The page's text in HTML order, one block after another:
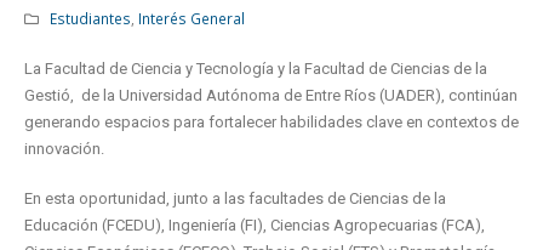
Estudiantes Interés General
La Facultad de Ciencia y Tecnología y la Facultad de Ciencias de la
Gestió, de la Universidad Autónoma de Entre Ríos (UADER), continúan
generando espacios para fortalecer habilidades clave en contextos de
innovación.
En esta oportunidad, junto a las facultades de Ciencias de la
Educación (FCEDU), Ingeniería (FI), Ciencias Agropecuarias (FCA),